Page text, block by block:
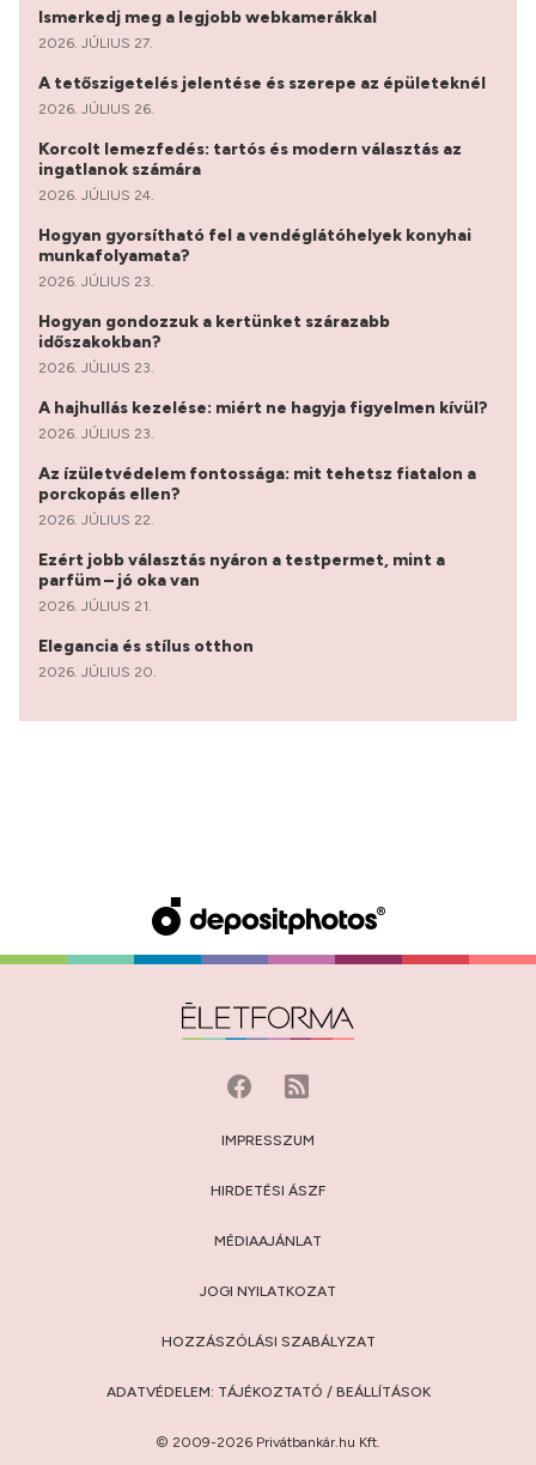
Ismerkedj meg a legjobb webkamerákkal
2026. JÚLIUS 27.
A tetőszigetelés jelentése és szerepe az épületeknél
2026. JÚLIUS 26.
Korcolt lemezfedés: tartós és modern választás az
ingatlanok számára
2026. JÚLIUS 24.
Hogyan gyorsítható fel a vendéglátóhelyek konyhai
munkafolyamata?
2026. JÚLIUS 23.
Hogyan gondozzuk a kertünket szárazabb
időszakokban?
2026. JÚLIUS 23.
A hajhullás kezelése: miért ne hagyja figyelmen kívül?
2026. JÚLIUS 23.
Az ízületvédelem fontossága: mit tehetsz fiatalon a
porckopás ellen?
2026. JÚLIUS 22.
Ezért jobb választás nyáron a testpermet, mint a
parfüm – jó oka van
2026. JÚLIUS 21.
Elegancia és stílus otthon
2026. JÚLIUS 20.
IMPRESSZUM
HIRDETÉSI ÁSZF
MÉDIAAJÁNLAT
JOGI NYILATKOZAT
HOZZÁSZÓLÁSI SZABÁLYZAT
ADATVÉDELEM: TÁJÉKOZTATÓ / BEÁLLÍTÁSOK
© 2009-2026 Privátbankár.hu Kft.